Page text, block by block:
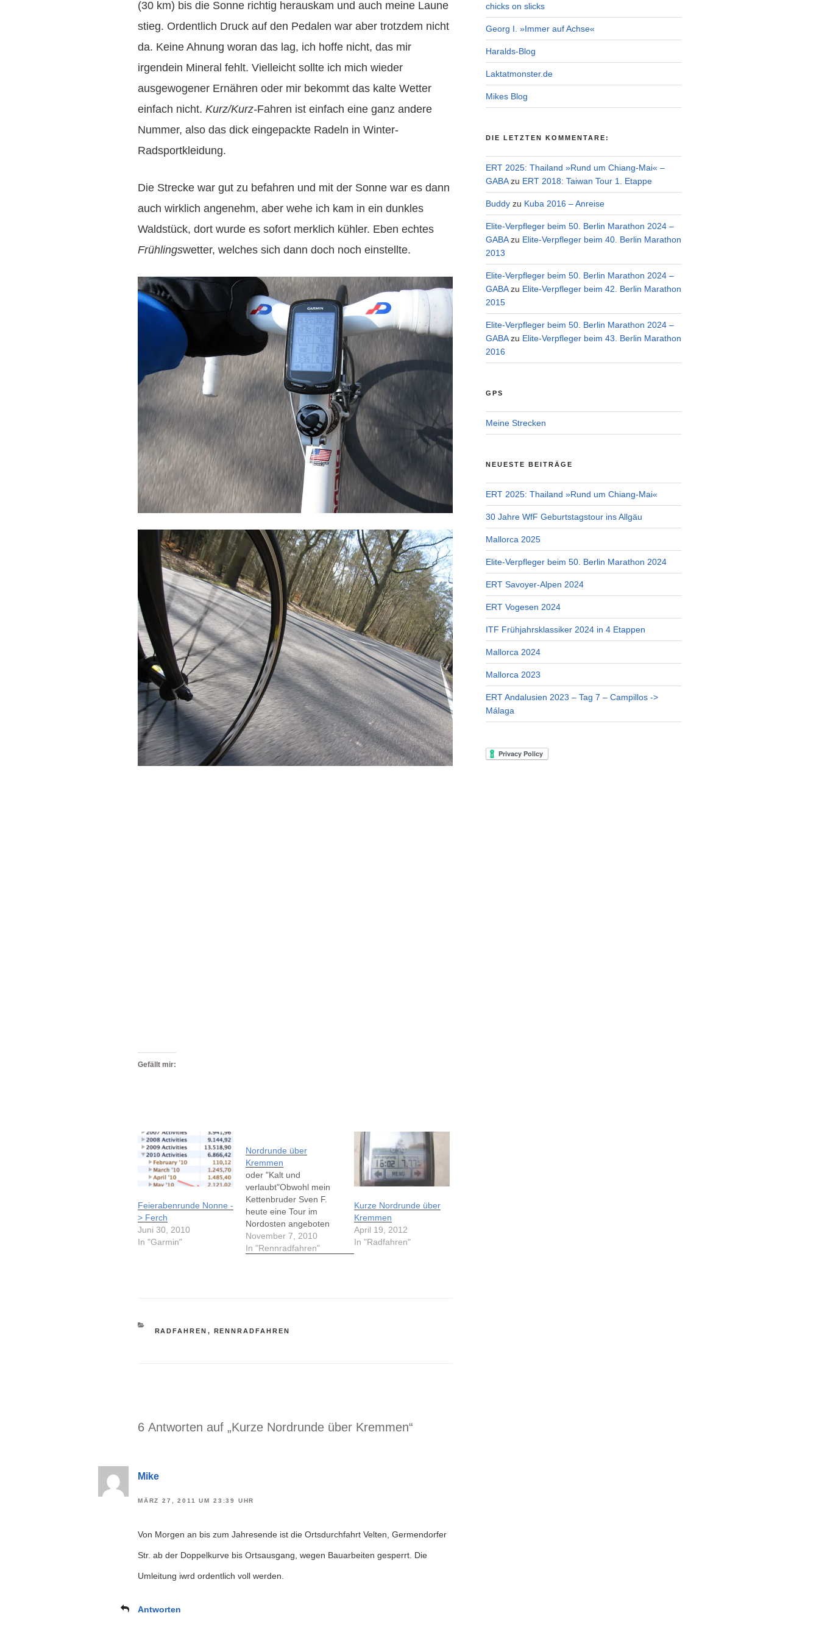
(30 km) bis die Sonne richtig herauskam und auch meine Laune
stieg. Ordentlich Druck auf den Pedalen war aber trotzdem nicht
da. Keine Ahnung woran das lag, ich hoffe nicht, das mir
irgendein Mineral fehlt. Vielleicht sollte ich mich wieder
ausgewogener Ernähren oder mir bekommt das kalte Wetter
einfach nicht. Kurz/Kurz-Fahren ist einfach eine ganz andere
Nummer, also das dick eingepackte Radeln in Winter-
Radsportkleidung.
Die Strecke war gut zu befahren und mit der Sonne war es dann
auch wirklich angenehm, aber wehe ich kam in ein dunkles
Waldstück, dort wurde es sofort merklich kühler. Eben echtes
Frühlingswetter, welches sich dann doch noch einstellte.
Gefällt mir:
Feierabenrunde Nonne -
> Ferch
Juni 30, 2010
In "Garmin"
Nordrunde über
Kremmen
oder "Kalt und
verlaubt"Obwohl mein
Kettenbruder Sven F.
heute eine Tour im
Nordosten angeboten
hat, und auch Christian
und Bernd mit mir
Anderen wollte ich mein
November 7, 2010
In "Rennradfahren"
Kurze Nordrunde über
Kremmen
April 19, 2012
In "Radfahren"
KATEGORIEN
RADFAHREN , RENNRADFAHREN
6 Antworten auf „Kurze Nordrunde über Kremmen“
Mike
MÄRZ 27, 2011 UM 23:39 UHR
Von Morgen an bis zum Jahresende ist die Ortsdurchfahrt Velten, Germendorfer
Str. ab der Doppelkurve bis Ortsausgang, wegen Bauarbeiten gesperrt. Die
Umleitung iwrd ordentlich voll werden.
Antworten
chicks on slicks
Georg I. »Immer auf Achse«
Haralds-Blog
Laktatmonster.de
Mikes Blog
DIE LETZTEN KOMMENTARE:
ERT 2025: Thailand »Rund um Chiang-Mai« –
GABAzu ERT 2018: Taiwan Tour 1. Etappe
Buddyzu Kuba 2016 – Anreise
Elite-Verpfleger beim 50. Berlin Marathon 2024 –
GABAzu Elite-Verpfleger beim 40. Berlin Marathon
2013
Elite-Verpfleger beim 50. Berlin Marathon 2024 –
GABAzu Elite-Verpfleger beim 42. Berlin Marathon
2015
Elite-Verpfleger beim 50. Berlin Marathon 2024 –
GABAzu Elite-Verpfleger beim 43. Berlin Marathon
2016
GPS
Meine Strecken
NEUESTE BEITRÄGE
ERT 2025: Thailand »Rund um Chiang-Mai«
30 Jahre WfF Geburtstagstour ins Allgäu
Mallorca 2025
Elite-Verpfleger beim 50. Berlin Marathon 2024
ERT Savoyer-Alpen 2024
ERT Vogesen 2024
ITF Frühjahrsklassiker 2024 in 4 Etappen
Mallorca 2024
Mallorca 2023
ERT Andalusien 2023 – Tag 7 – Campillos ->
Málaga